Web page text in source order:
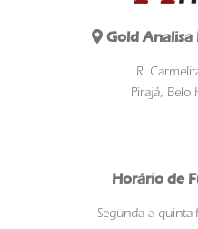
Gold Analisa
R.
Pirajá, Belo
Horário de
Segunda a